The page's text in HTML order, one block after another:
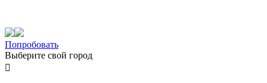
Попробовать
Выберите свой город
